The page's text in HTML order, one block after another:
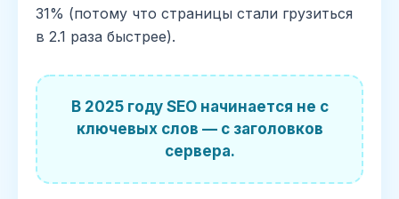
31% (потому что страницы стали грузиться
в 2.1 раза быстрее).
В 2025 году SEO начинается не с
ключевых слов — с заголовков
сервера.